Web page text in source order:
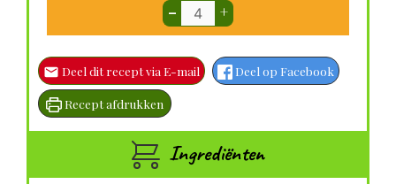
– +
Deel dit recept via E-mail Deel op Facebook
Recept afdrukken
Ingrediënten